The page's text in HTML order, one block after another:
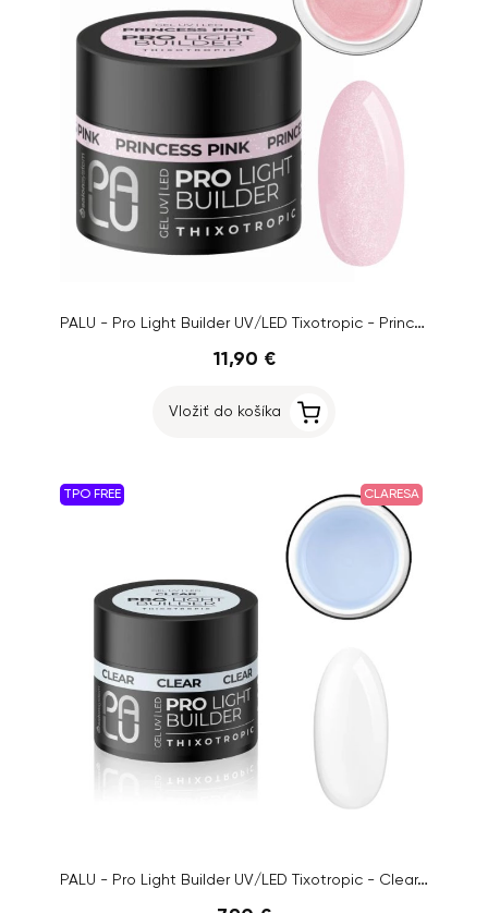
PALU - Pro Light Builder UV/LED Tixotropic - Princess Pink, 45g
11,90 €
Vložiť do košíka
TPO FREE CLARESA
PALU - Pro Light Builder UV/LED Tixotropic - Clear,12g